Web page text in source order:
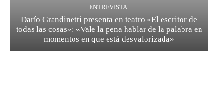
ENTREVISTA
Darío Grandinetti presenta en teatro «El escritor de
todas las cosas»: «Vale la pena hablar de la palabra en
momentos en que está desvalorizada»